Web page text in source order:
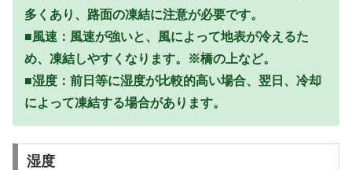
多くあり、路面の凍結に注意が必要です。
■風速：風速が強いと、風によって地表が冷えるた
め、凍結しやすくなります。※橋の上など。
■湿度：前日等に湿度が比較的高い場合、翌日、冷却
によって凍結する場合があります。
湿度